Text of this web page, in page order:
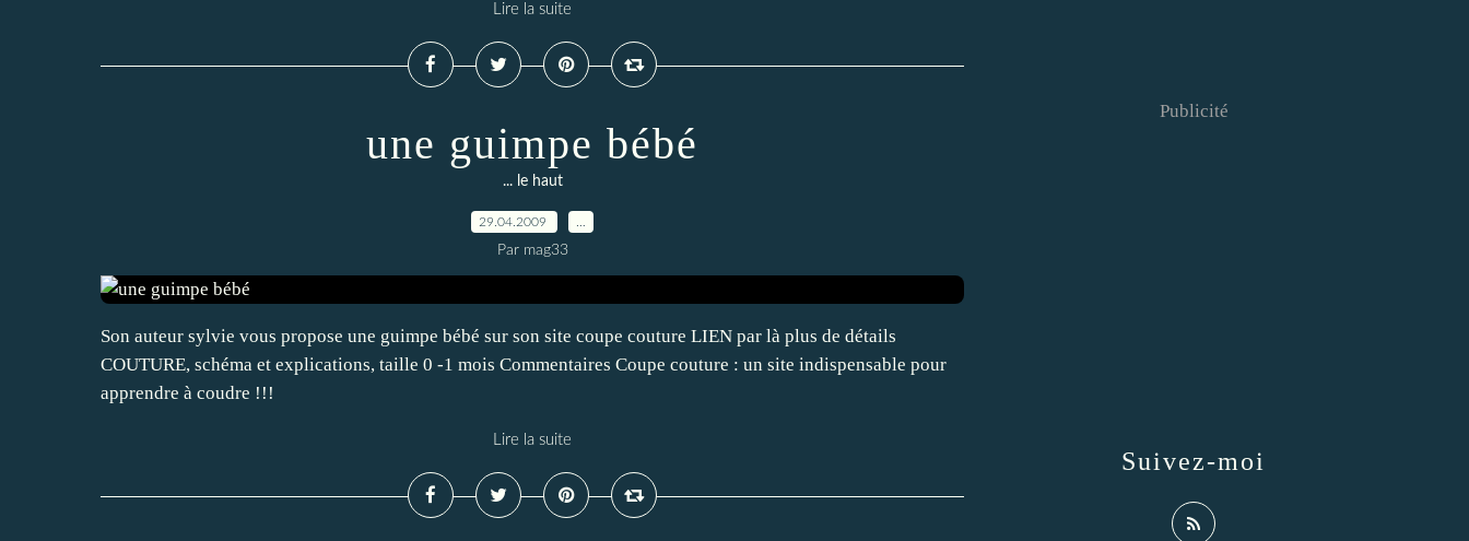
Lire la suite
une guimpe bébé
... le haut
29.04.2009
Par mag33
Son auteur sylvie vous propose une guimpe bébé sur son site coupe couture LIEN par là plus de détails
COUTURE, schéma et explications, taille 0 -1 mois Commentaires Coupe couture : un site indispensable pour
apprendre à coudre !!!
Lire la suite
Suivez-moi
Publicité